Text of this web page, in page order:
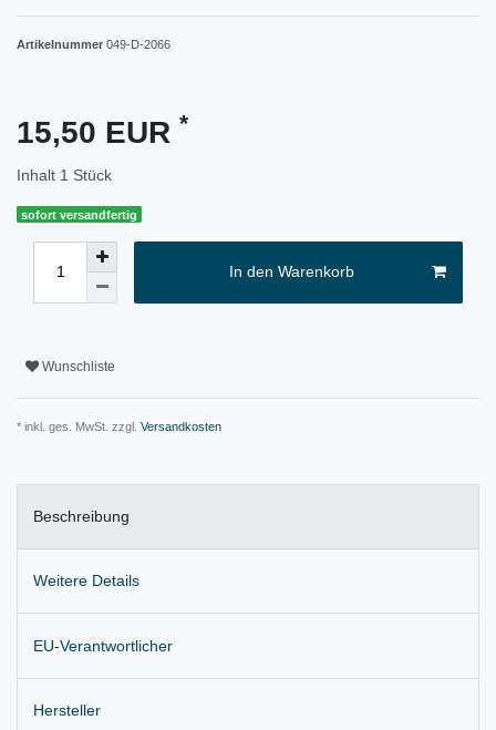
Artikelnummer 049-D-2066
15,50 EUR *
Inhalt 1 Stück
sofort versandfertig
In den Warenkorb
Wunschliste
* inkl. ges. MwSt. zzgl. Versandkosten
Beschreibung
Weitere Details
EU-Verantwortlicher
Hersteller